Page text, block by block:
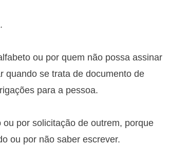
.
ou por quem não possa assinar
quando se trata de documento de
para a pessoa.
por solicitação de outrem, porque
ou por não saber escrever.